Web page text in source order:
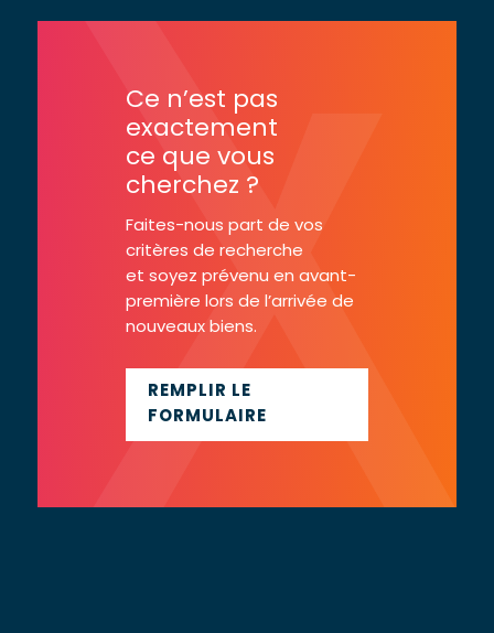
Ce n’est pas
exactement
ce que vous
cherchez ?
Faites-nous part de vos
critères de recherche
et soyez prévenu en avant-
première lors de l’arrivée de
nouveaux biens.
REMPLIR LE
FORMULAIRE